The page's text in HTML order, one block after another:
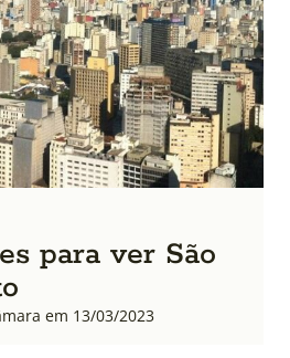
para ver São
em 13/03/2023